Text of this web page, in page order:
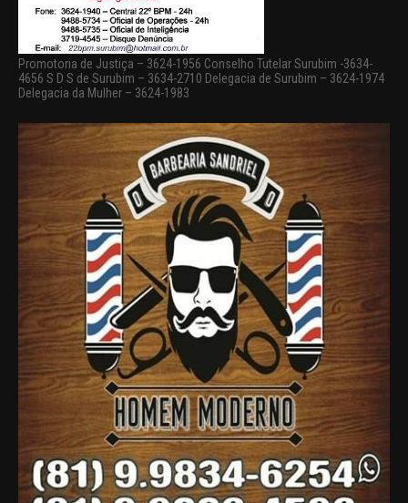
Promotoria de Justiça – 3624-1956 Conselho Tutelar Surubim -3634-
4656 S D S de Surubim – 3634-2710 Delegacia de Surubim – 3624-1974
Delegacia da Mulher – 3624-1983